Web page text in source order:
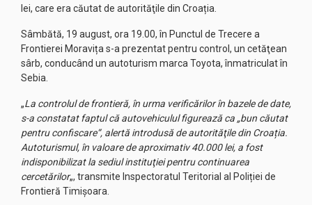
lei, care era căutat de autorităţile din Croația.
Sâmbătă, 19 august, ora 19.00, în Punctul de Trecere a
Frontierei Moravița s-a prezentat pentru control, un cetăţean
sârb, conducând un autoturism marca Toyota, înmatriculat în
Sebia.
„La controlul de frontieră, în urma verificărilor în bazele de date,
s-a constatat faptul că autovehiculul figurează ca „bun căutat
pentru confiscare“, alertă introdusă de autorităţile din Croația.
Autoturismul, în valoare de aproximativ 40.000 lei, a fost
indisponibilizat la sediul instituţiei pentru continuarea
cercetărilor„, transmite Inspectoratul Teritorial al Poliției de
Frontieră Timișoara.